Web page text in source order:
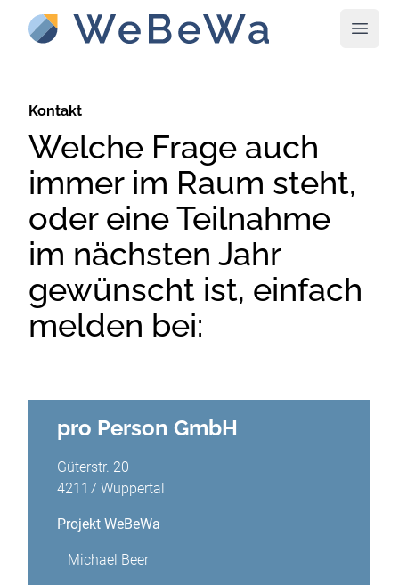
Kontakt
Welche Frage auch
immer im Raum steht,
oder eine Teilnahme
im nächsten Jahr
gewünscht ist, einfach
melden bei:
pro Person GmbH
Güterstr. 20
42117 Wuppertal
Projekt WeBeWa
Michael Beer